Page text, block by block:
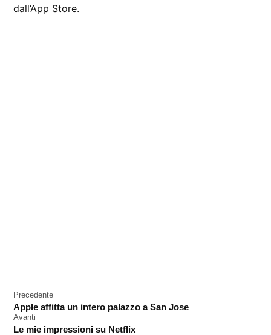
dall’App Store.
Navigazione
articoli
Precedente
Apple affitta un intero palazzo a San Jose
Avanti
Le mie impressioni su Netflix